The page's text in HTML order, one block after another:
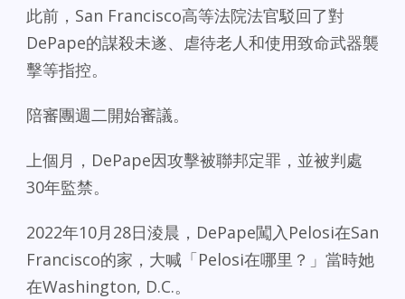
此前，San Francisco高等法院法官駁回了對
DePape的謀殺未遂、虐待老人和使用致命武器襲
擊等指控。
陪審團週二開始審議。
上個月，DePape因攻擊被聯邦定罪，並被判處
30年監禁。
2022年10月28日淩晨，DePape闖入Pelosi在San
Francisco的家，大喊「Pelosi在哪里？」當時她
在Washington, D.C.。